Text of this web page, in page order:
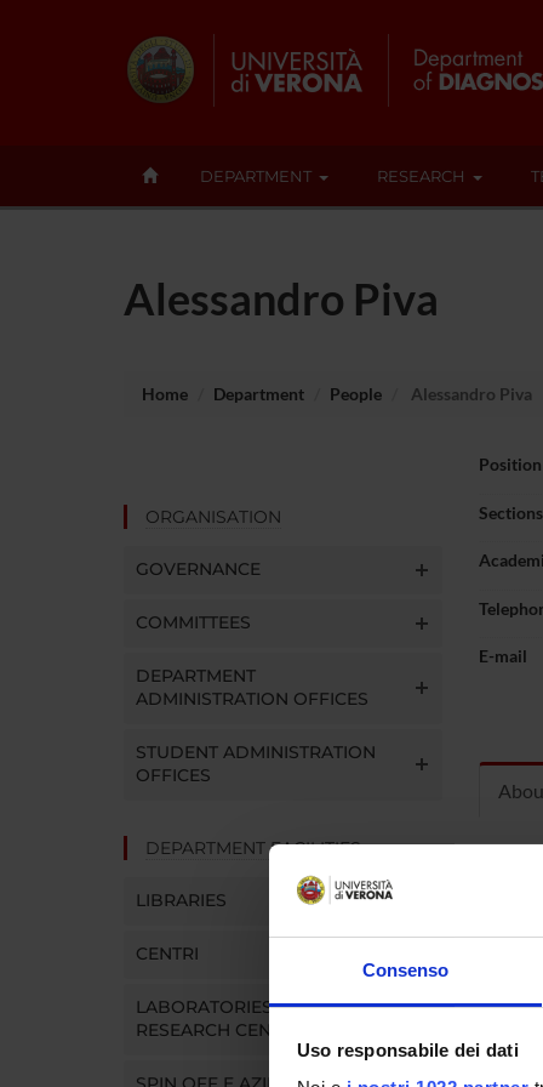
Consenso
Uso responsabile dei dati
DEPARTMENT RESEARCH
Alessandro Piva
Home Department People Alessandro Piva
ORGANISATION
GOVERNANCE
COMMITTEES
DEPARTMENT
ADMINISTRATION OFFICES
STUDENT ADMINISTRATION
OFFICES
DEPARTMENT FACILITIES
LIBRARIES
CENTRI
LABORATORIES AND
RESEARCH CENTRES
Position
Sections
E-mail